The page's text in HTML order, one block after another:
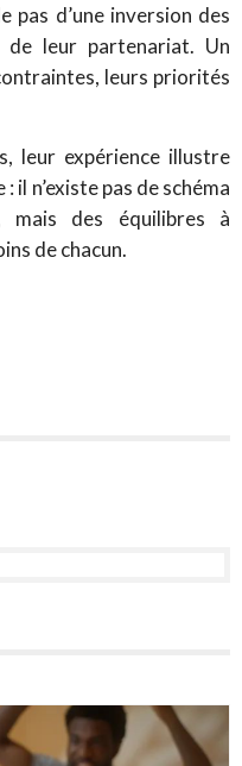
pas d’une inversion des
de leur partenariat. Un
leurs priorités
leur expérience illustre
il n’existe pas de schéma
mais des équilibres à
de chacun.